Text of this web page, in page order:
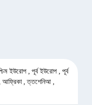
ইউরোপ , পূর্ব ইউরোপ , পূর্ব
, আফ্রিকা , ত্তশেনিআ ,